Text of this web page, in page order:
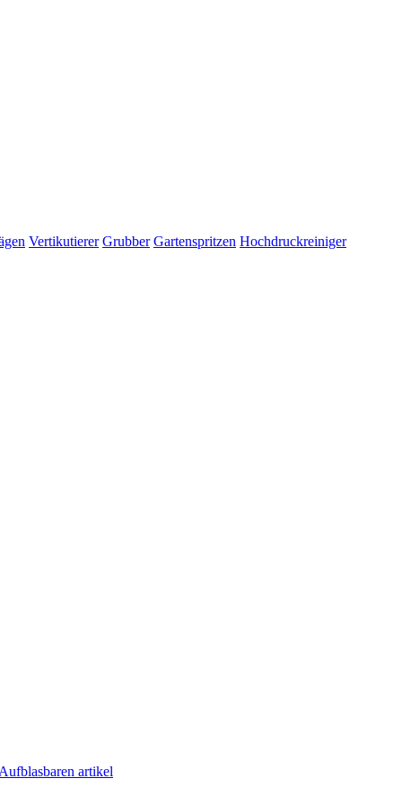
Vertikutierer Grubber Gartenspritzen Hochdruckreiniger
Aufblasbaren artikel